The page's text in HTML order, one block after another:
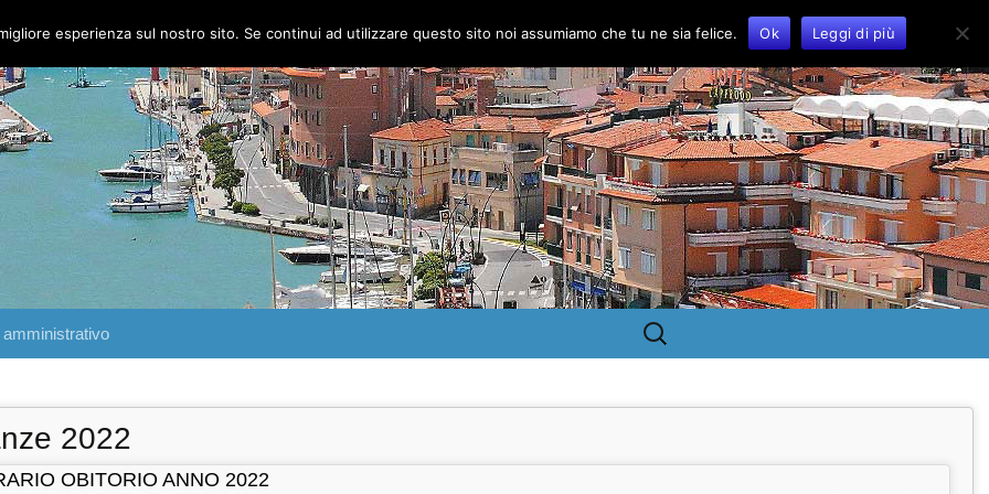
amministrativo
Ricerca
per:
2022
OBITORIO ANNO 2022
esperienza sul nostro sito. Se continui ad utilizzare questo sito noi assumiamo che tu ne sia felice. Ok Leggi di più